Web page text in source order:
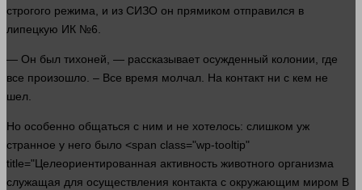
строгого режима, и из СИЗО он прямиком отправился в
липецкую ИК №6.
— Он был тихоней, — рассказывает осужденный колонии, где
все произошло. – Все время молчал. На контакт ни с кем не
шел
Но особенно общаться с ним и не хотелось: слишком уж
странное у него было <span class="wp-tooltip"
title="Целеориентированная активность животного организма
служащая для осуществления контакта с окружающим миром В